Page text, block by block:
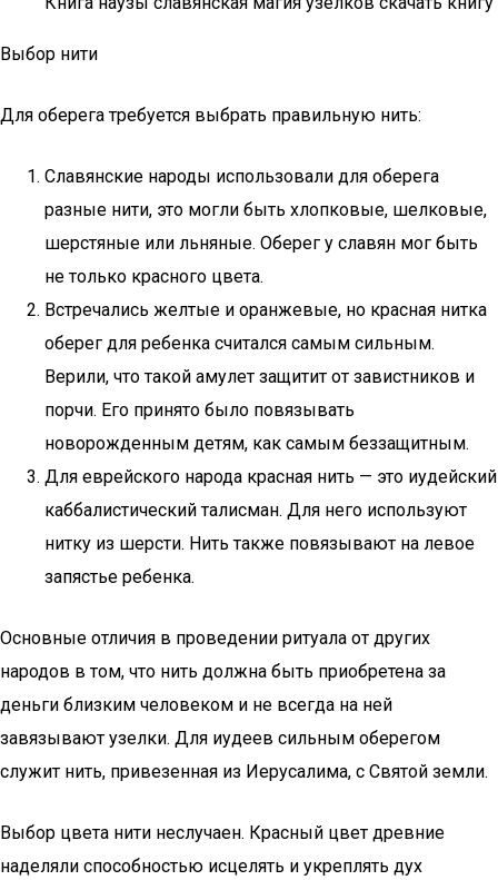
Выбор нити
Для оберега требуется выбрать правильную нить:
Славянские народы использовали для оберега
разные нити, это могли быть хлопковые, шелковые,
шерстяные или льняные. Оберег у славян мог быть
не только красного цвета.
Встречались желтые и оранжевые, но красная нитка
оберег для ребенка считался самым сильным.
Верили, что такой амулет защитит от завистников и
порчи. Его принято было повязывать
новорожденным детям, как самым беззащитным.
Для еврейского народа красная нить — это иудейский
каббалистический талисман. Для него используют
нитку из шерсти. Нить также повязывают на левое
запястье ребенка.
Основные отличия в проведении ритуала от других
народов в том, что нить должна быть приобретена за
деньги близким человеком и не всегда на ней
завязывают узелки. Для иудеев сильным оберегом
служит нить, привезенная из Иерусалима, с Святой земли.
Выбор цвета нити неслучаен. Красный цвет древние
наделяли способностью исцелять и укреплять дух